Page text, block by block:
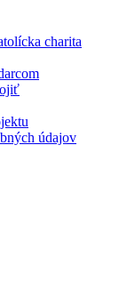
charita
údajov